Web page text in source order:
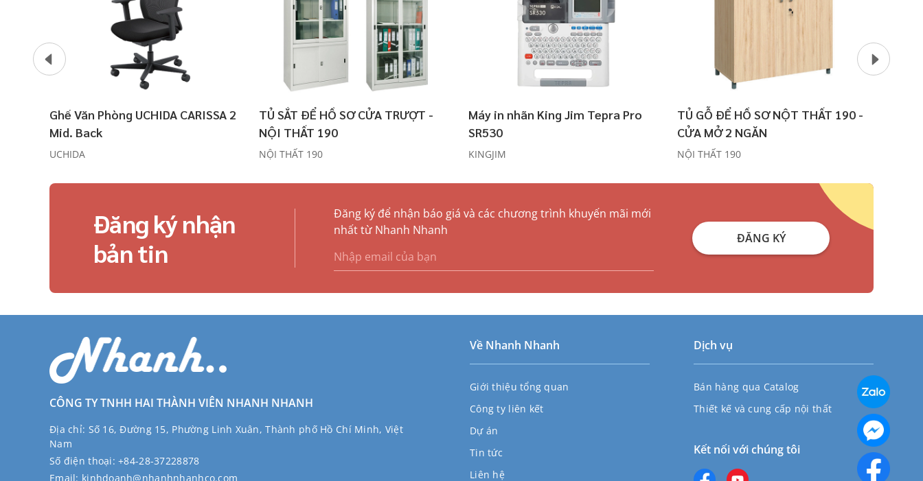
Ghế Văn Phòng UCHIDA CARISSA 2
Mid. Back
UCHIDA
TỦ SẮT ĐỂ HỒ SƠ CỬA TRƯỢT -
NỘI THẤT 190
NỘI THẤT 190
Máy in nhãn King Jim Tepra Pro
SR530
KINGJIM
TỦ GỖ ĐỂ HỒ SƠ NỘT THẤT 190 -
CỬA MỞ 2 NGĂN
NỘI THẤT 190
Đăng ký nhận
bản tin
Đăng ký để nhận báo giá và các chương trình khuyến mãi mới
nhất từ Nhanh Nhanh
ĐĂNG KÝ
CÔNG TY TNHH HAI THÀNH VIÊN NHANH NHANH
Địa chỉ: Số 16, Đường 15, Phường Linh Xuân, Thành phố Hồ Chí Minh, Việt
Nam
Số điện thoại:+84-28-37228878
Email: kinhdoanh@nhanhnhanhco.com
Về Nhanh Nhanh
Giới thiệu tổng quan
Công ty liên kết
Dự án
Tin tức
Liên hệ
Dịch vụ
Bán hàng qua Catalog
Thiết kế và cung cấp nội thất
Kết nối với chúng tôi